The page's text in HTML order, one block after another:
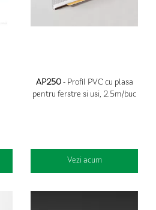
AP250- Profil PVC cu plasa
pentru ferstre si usi, 2.5m/buc
Vezi acum